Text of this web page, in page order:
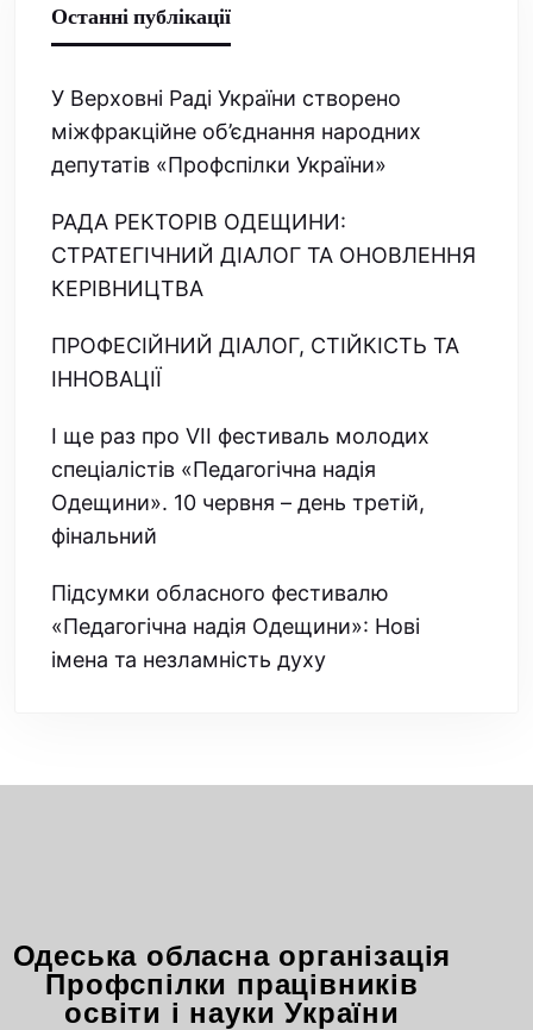
Останні публікації
У Верховні Раді України створено
міжфракційне об’єднання народних
депутатів «Профспілки України»
РАДА РЕКТОРІВ ОДЕЩИНИ:
СТРАТЕГІЧНИЙ ДІАЛОГ ТА ОНОВЛЕННЯ
КЕРІВНИЦТВА
ПРОФЕСІЙНИЙ ДІАЛОГ, СТІЙКІСТЬ ТА
ІННОВАЦІЇ
І ще раз про VІІ фестиваль молодих
спеціалістів «Педагогічна надія
Одещини». 10 червня – день третій,
фінальний
Підсумки обласного фестивалю
«Педагогічна надія Одещини»: Нові
імена та незламність духу
Одеська обласна організація
Профспілки працівників
освіти і науки України